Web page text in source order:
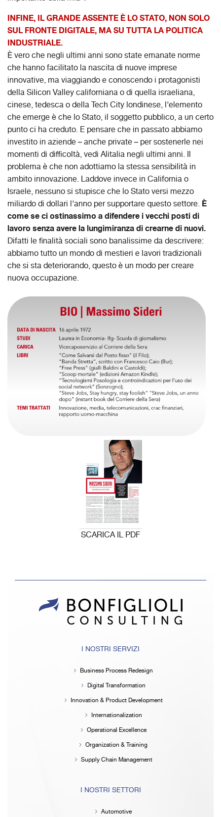
INFINE, IL GRANDE ASSENTE È LO STATO, NON SOLO
SUL FRONTE DIGITALE, MA SU TUTTA LA POLITICA
INDUSTRIALE.
È vero che negli ultimi anni sono state emanate norme
che hanno facilitato la nascita di nuove imprese
innovative, ma viaggiando e conoscendo i protagonisti
della Silicon Valley californiana o di quella israeliana,
cinese, tedesca o della Tech City londinese, l’elemento
che emerge è che lo Stato, il soggetto pubblico, a un certo
punto ci ha creduto. E pensare che in passato abbiamo
investito in aziende – anche private – per sostenerle nei
momenti di difficoltà, vedi Alitalia negli ultimi anni. Il
problema è che non adottiamo la stessa sensibilità in
ambito innovazione. Laddove invece in California o
Israele, nessuno si stupisce che lo Stato versi mezzo
miliardo di dollari l’anno per supportare questo settore. È
come se ci ostinassimo a difendere i vecchi posti di
lavoro senza avere la lungimiranza di crearne di nuovi.
Difatti le finalità sociali sono banalissime da descrivere:
abbiamo tutto un mondo di mestieri e lavori tradizionali
che si sta deteriorando, questo è un modo per creare
nuova occupazione.
SCARICA IL PDF
I NOSTRI SERVIZI
Business Process Redesign
Digital Transformation
Innovation & Product Development
Internationalization
Operational Excellence
Organization & Training
Supply Chain Management
I NOSTRI SETTORI
Automotive